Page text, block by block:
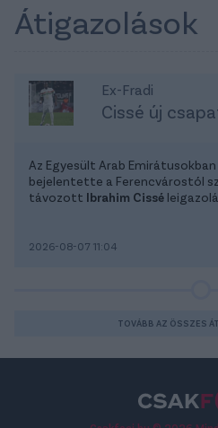
Átigazolások
Ex-Fradi
Cissé új
Az Egyesült Arab
bejelentette a Ferencvárostól
távozott Ibrahim Cissé
2026-08-07 11:04
TOVÁBB AZ ÖSSZES